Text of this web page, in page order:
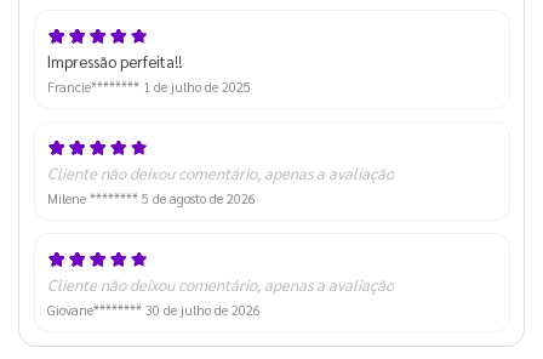
Impressão perfeita!!
Francie******** 1 de julho de 2025
Cliente não deixou comentário, apenas a avaliação
Milene ******** 5 de agosto de 2026
Cliente não deixou comentário, apenas a avaliação
Giovane******** 30 de julho de 2026